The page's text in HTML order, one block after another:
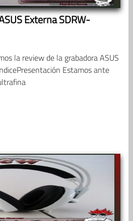
Externa SDRW-
la review de la grabadora ASUS
Estamos ante